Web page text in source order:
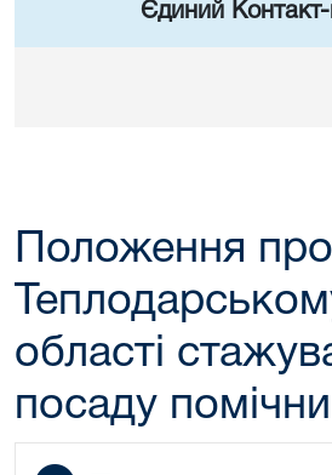
Єдиний
Положення
області
посаду